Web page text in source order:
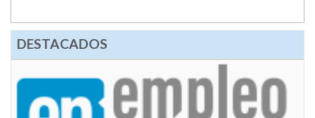
DESTACADOS